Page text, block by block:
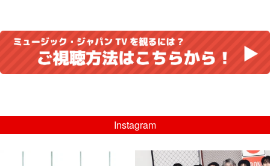
Instagram
musicjapantv